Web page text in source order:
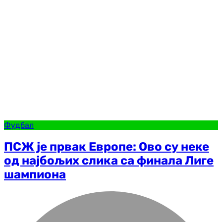
Фудбал
ПСЖ је првак Европе: Ово су неке
од најбољих слика са финала Лиге
шампиона